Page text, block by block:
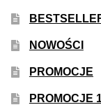
50% Indica i 50%
Mix Paczki i
NOWOŚCI
PROMOCJE
PROMOCJE